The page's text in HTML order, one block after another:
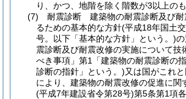
り、かつ、地階を除く階数が3以上のも
(7)
耐震診断 建築物の耐震診断及び耐
るための基本的な方針(平成18年国土
号。以下「基本的な方針」という。)
震診断及び耐震改修の実施について技
べき事項」第1「建築物の耐震診断の指
診断の指針」という。)又は国がこれ
により、建築物の耐震改修の促進に関
(平成7年建設省令第28号)第5条第1項